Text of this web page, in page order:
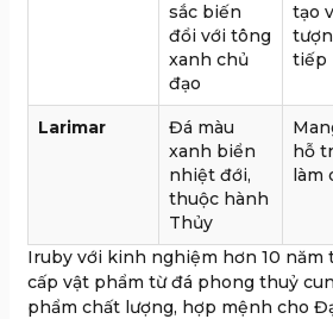
sắc biến
đổi với tông
xanh chủ
đạo
tạo
tiếp
Larimar
Đá màu
xanh biển
nhiệt đới,
thuộc hành
Thủy
hỗ
làm
Iruby với kinh nghiệm hơn 10 năm
cấp vật phẩm từ đá phong thuỷ
phẩm chất lượng, hợp mệnh cho